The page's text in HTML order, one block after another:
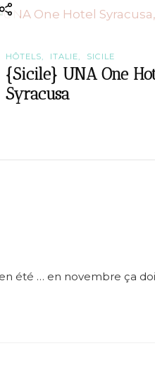
HÔTELS ITALIE SICILE
{Sicile} UNA One
Syracusa
été … en novembre ça